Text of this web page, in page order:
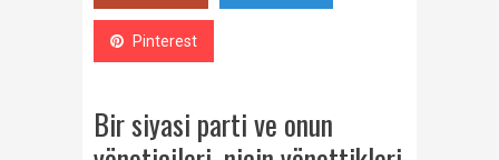
Pinterest
Bir siyasi parti ve onun